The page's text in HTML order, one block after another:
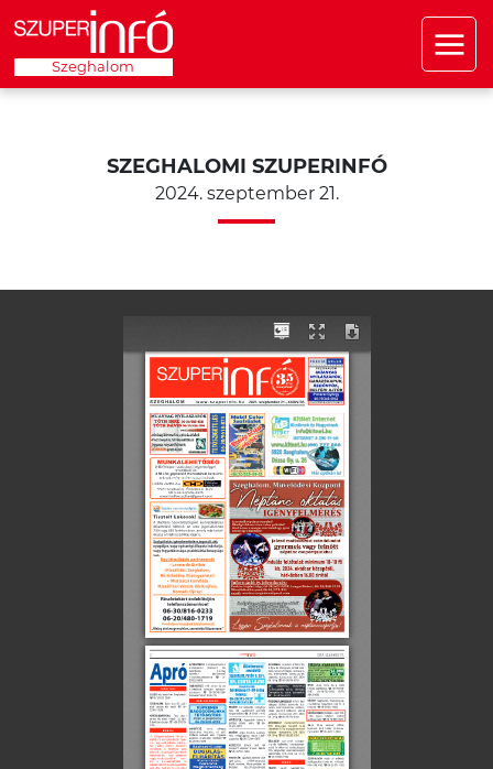
Szeghalom
SZEGHALOMI SZUPERINFÓ
2024. szeptember 21.